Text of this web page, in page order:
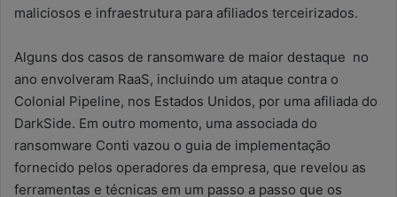
maliciosos e infraestrutura para afiliados terceirizados.
Alguns dos casos de ransomware de maior destaque no
ano envolveram RaaS, incluindo um ataque contra o
Colonial Pipeline, nos Estados Unidos, por uma afiliada do
DarkSide. Em outro momento, uma associada do
ransomware Conti vazou o guia de implementação
fornecido pelos operadores da empresa, que revelou as
ferramentas e técnicas em um passo a passo que os